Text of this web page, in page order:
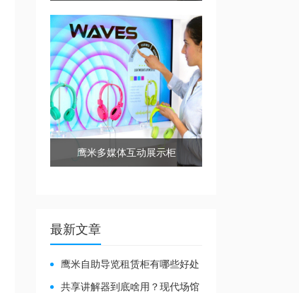
鹰米多媒体互动展示柜
最新文章
鹰米自助导览租赁柜有哪些好处
共享讲解器到底啥用？现代场馆